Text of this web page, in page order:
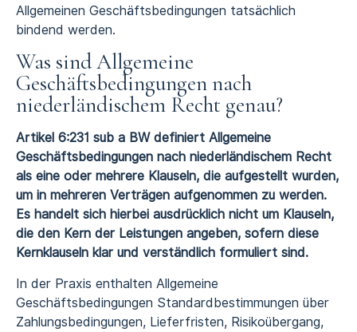
Allgemeinen Geschäftsbedingungen tatsächlich
bindend werden.
Was sind Allgemeine
Geschäftsbedingungen nach
niederländischem Recht genau?
Artikel 6:231 sub a BW definiert Allgemeine
Geschäftsbedingungen nach niederländischem Recht
als eine oder mehrere Klauseln, die aufgestellt wurden,
um in mehreren Verträgen aufgenommen zu werden.
Es handelt sich hierbei ausdrücklich nicht um Klauseln,
die den Kern der Leistungen angeben, sofern diese
Kernklauseln klar und verständlich formuliert sind.
In der Praxis enthalten Allgemeine
Geschäftsbedingungen Standardbestimmungen über
Zahlungsbedingungen, Lieferfristen, Risikoübergang,